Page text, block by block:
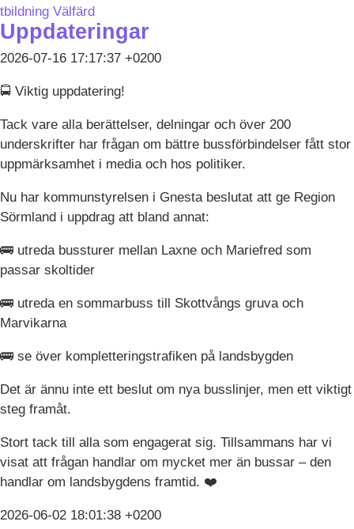
Välfärd
Uppdateringar
2026-07-16 17:17:37 +0200
🚍 Viktig uppdatering!
Tack vare alla berättelser, delningar och över 200
underskrifter har frågan om bättre bussförbindelser fått stor
uppmärksamhet i media och hos politiker.
Nu har kommunstyrelsen i Gnesta beslutat att ge Region
Sörmland i uppdrag att bland annat:
🚌 utreda bussturer mellan Laxne och Mariefred som
passar skoltider
🚌 utreda en sommarbuss till Skottvångs gruva och
Marvikarna
🚌 se över kompletteringstrafiken på landsbygden
Det är ännu inte ett beslut om nya busslinjer, men ett viktigt
steg framåt.
Stort tack till alla som engagerat sig. Tillsammans har vi
visat att frågan handlar om mycket mer än bussar – den
handlar om landsbygdens framtid. ❤️
2026-06-02 18:01:38 +0200